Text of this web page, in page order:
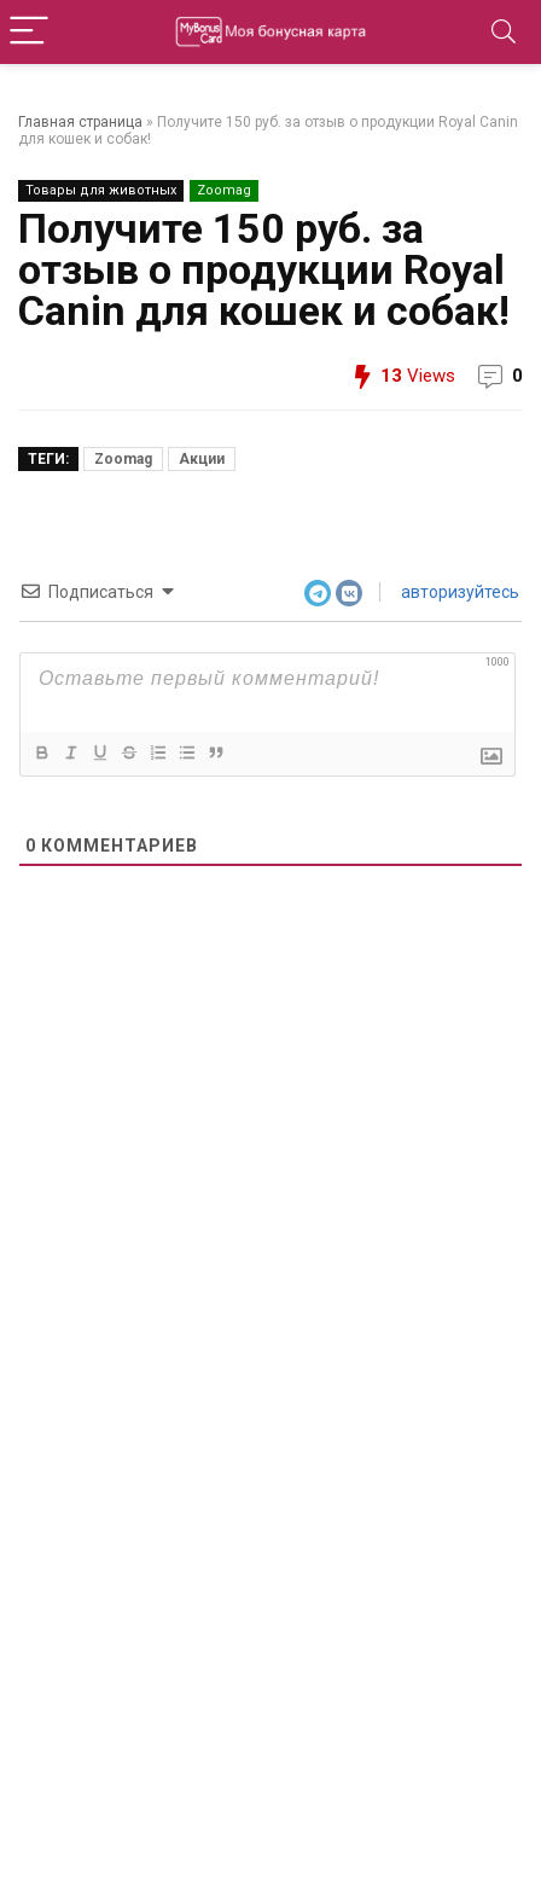
Главная страница » Получите 150 руб. за отзыв о продукции Royal Canin
для кошек и собак!
Товары для животных Zoomag
Получите 150 руб. за
отзыв о продукции Royal
Canin для кошек и собак!
13 Views 0
ТЕГИ: Zoomag Акции
Подписаться авторизуйтесь
1000
0 КОММЕНТАРИЕВ